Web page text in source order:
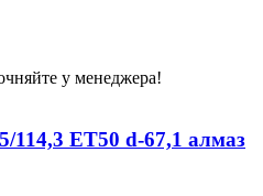
у менеджера!
ET50 d-67,1 алмаз